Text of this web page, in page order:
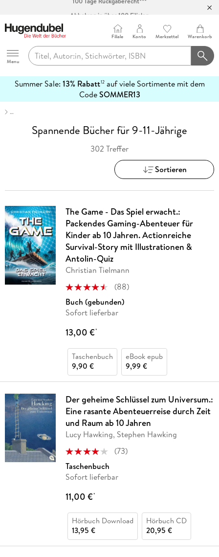
Abholung in über 100 Filialen
Hugendubel
Menu
Filiale Konto Merkzettel Warenkorb
Summer Sale: 13% Rabatt12auf viele Sortimente mit dem
CodeSOMMER13
erfahren
…
Spannende Bücher für 9-11-Jährige
302 Treffer
Sortieren
The Game - Das Spiel erwacht.:
Packendes Gaming-Abenteuer für
Kinder ab 10 Jahren. Actionreiche
Survival-Story mit Illustrationen &
Antolin-Quiz
Christian Tielmann
(88)
Buch (gebunden)
Sofort lieferbar
13,00 €*
Taschenbuch
9,90 €
eBook epub
9,99 €
Der geheime Schlüssel zum Universum.:
Eine rasante Abenteuerreise durch Zeit
und Raum ab 10 Jahren
Lucy Hawking, Stephen Hawking
(73)
Taschenbuch
Sofort lieferbar
11,00 €*
Hörbuch Download
13,95 €
Hörbuch CD
20,95 €